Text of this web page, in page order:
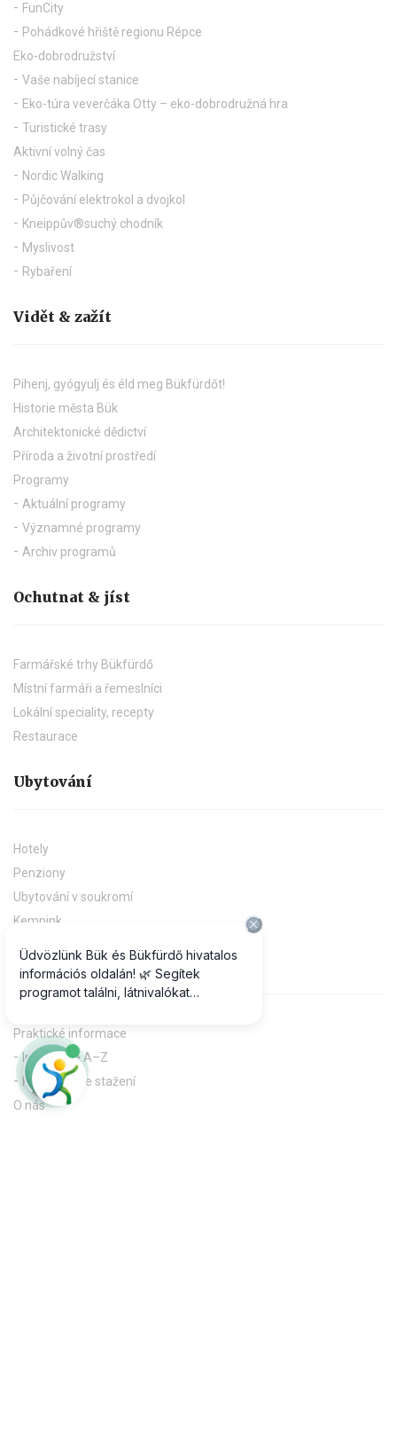
FunCity
Pohádkové hřiště regionu Répce
Eko-dobrodružství
Vaše nabíjecí stanice
Eko-túra veverčáka Otty – eko-dobrodružná hra
Turistické trasy
Aktivní volný čas
Nordic Walking
Půjčování elektrokol a dvojkol
Kneippův®suchý chodník
Myslivost
Rybaření
Vidět & zažít
Pihenj, gyógyulj és éld meg Bükfürdőt!
Historie města Bük
Architektonické dědictví
Příroda a životní prostředí
Programy
Aktuální programy
Významné programy
Archiv programů
Ochutnat & jíst
Farmářské trhy Bükfürdő
Místní farmáři a řemeslníci
Lokální speciality, recepty
Restaurace
Ubytování
Hotely
Penziony
Ubytování v soukromí
Kempink
Tipy & informace
Praktické informace
Informace A–Z
Publikace ke stažení
O nás